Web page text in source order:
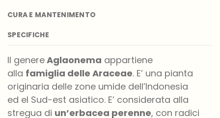
CURA E MANTENIMENTO
SPECIFICHE
Il genereAglaonema appartiene
alla famiglia delle Araceae. E’ una pianta
originaria delle zone umide dell’Indonesia
ed el Sud-est asiatico. E’ considerata alla
stregua di un’erbacea perenne, con radici